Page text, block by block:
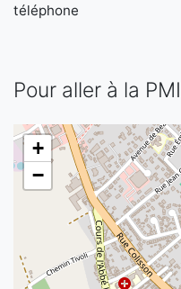
téléphone
Pour aller à la
+
−